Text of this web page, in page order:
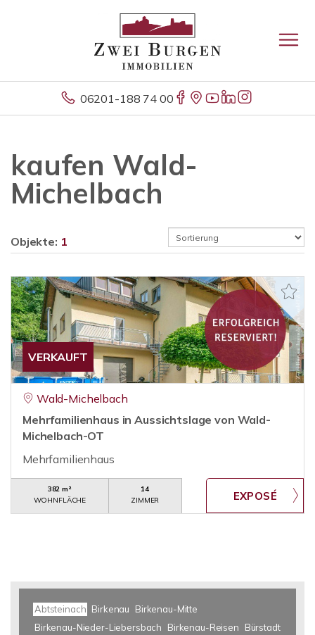
06201-188 74 00
kaufen Wald-
Michelbach
Objekte: 1
VERKAUFT
Wald-Michelbach
Mehrfamilienhaus in Aussichtslage von Wald-
Michelbach-OT
Mehrfamilienhaus
382 m²
WOHNFLÄCHE
14
ZIMMER
Abtsteinach Birkenau
Birkenau-Mitte
Birkenau-Nieder-Liebersbach
Birkenau-Reisen
Bürstadt